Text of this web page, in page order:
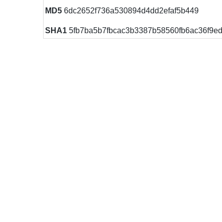
MD5 6dc2652f736a530894d4dd2efaf5b449
SHA1